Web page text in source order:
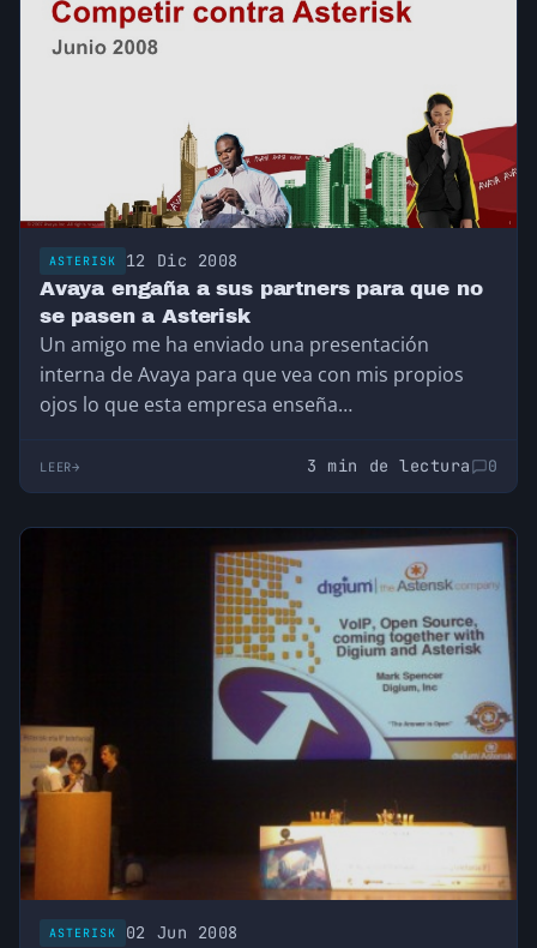
ASTERISK 12 Dic 2008
Avaya engaña a sus partners para que no
se pasen a Asterisk
Un amigo me ha enviado una presentación
interna de Avaya para que vea con mis propios
ojos lo que esta empresa enseña…
LEER 3 min de lectura 0
ASTERISK 02 Jun 2008